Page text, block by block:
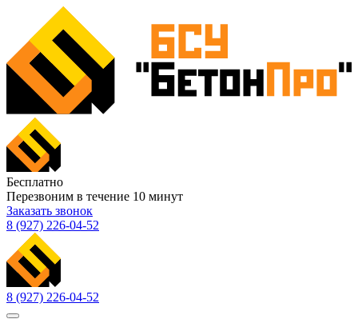
Бесплатно
Перезвоним в течение 10 минут
Заказать звонок
8 (927) 226-04-52
8 (927) 226-04-52